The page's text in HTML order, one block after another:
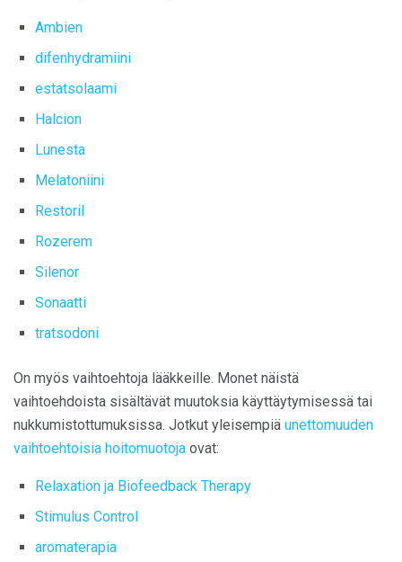
Ambien
difenhydramiini
estatsolaami
Halcion
Lunesta
Melatoniini
Restoril
Rozerem
Silenor
Sonaatti
tratsodoni
On myös vaihtoehtoja lääkkeille. Monet näistä
vaihtoehdoista sisältävät muutoksia käyttäytymisessä tai
nukkumistottumuksissa. Jotkut yleisempiä unettomuuden
vaihtoehtoisia hoitomuotoja ovat:
Relaxation ja Biofeedback Therapy
Stimulus Control
aromaterapia